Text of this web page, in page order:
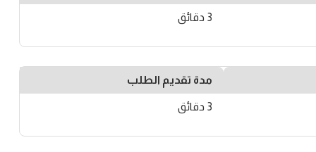
3 دقائق
مدة تقديم الطلب
3 دقائق